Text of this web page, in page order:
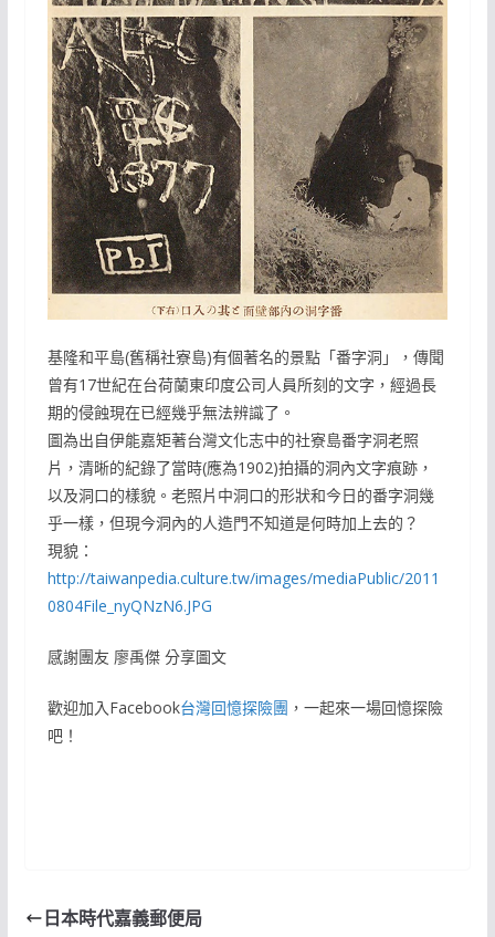
基隆和平島(舊稱社寮島)有個著名的景點「番字洞」，傳聞
曾有17世紀在台荷蘭東印度公司人員所刻的文字，經過長
期的侵蝕現在已經幾乎無法辨識了。
圖為出自伊能嘉矩著台灣文化志中的社寮島番字洞老照
片，清晰的紀錄了當時(應為1902)拍攝的洞內文字痕跡，
以及洞口的樣貌。老照片中洞口的形狀和今日的番字洞幾
乎一樣，但現今洞內的人造門不知道是何時加上去的？
現貌：
http://taiwanpedia.culture.tw/images/mediaPublic/2011
0804File_nyQNzN6.JPG
感謝團友 廖禹傑 分享圖文
歡迎加入Facebook台灣回憶探險團 ，一起來一場回憶探險
吧！
日本時代嘉義郵便局